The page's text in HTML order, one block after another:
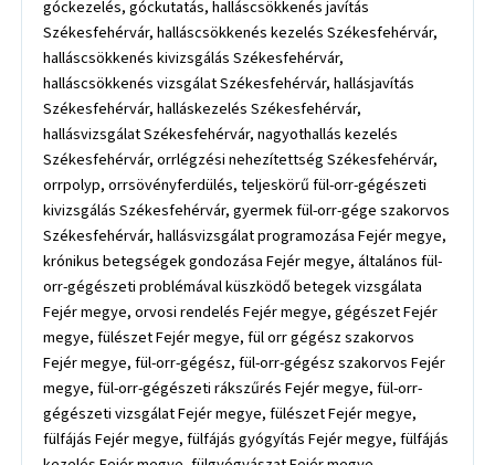
góckezelés, góckutatás, halláscsökkenés javítás
Székesfehérvár, halláscsökkenés kezelés Székesfehérvár,
halláscsökkenés kivizsgálás Székesfehérvár,
halláscsökkenés vizsgálat Székesfehérvár, hallásjavítás
Székesfehérvár, halláskezelés Székesfehérvár,
hallásvizsgálat Székesfehérvár, nagyothallás kezelés
Székesfehérvár, orrlégzési nehezítettség Székesfehérvár,
orrpolyp, orrsövényferdülés, teljeskörű fül-orr-gégészeti
kivizsgálás Székesfehérvár, gyermek fül-orr-gége szakorvos
Székesfehérvár, hallásvizsgálat programozása Fejér megye,
krónikus betegségek gondozása Fejér megye, általános fül-
orr-gégészeti problémával küszködő betegek vizsgálata
Fejér megye, orvosi rendelés Fejér megye, gégészet Fejér
megye, fülészet Fejér megye, fül orr gégész szakorvos
Fejér megye, fül-orr-gégész, fül-orr-gégész szakorvos Fejér
megye, fül-orr-gégészeti rákszűrés Fejér megye, fül-orr-
gégészeti vizsgálat Fejér megye, fülészet Fejér megye,
fülfájás Fejér megye, fülfájás gyógyítás Fejér megye, fülfájás